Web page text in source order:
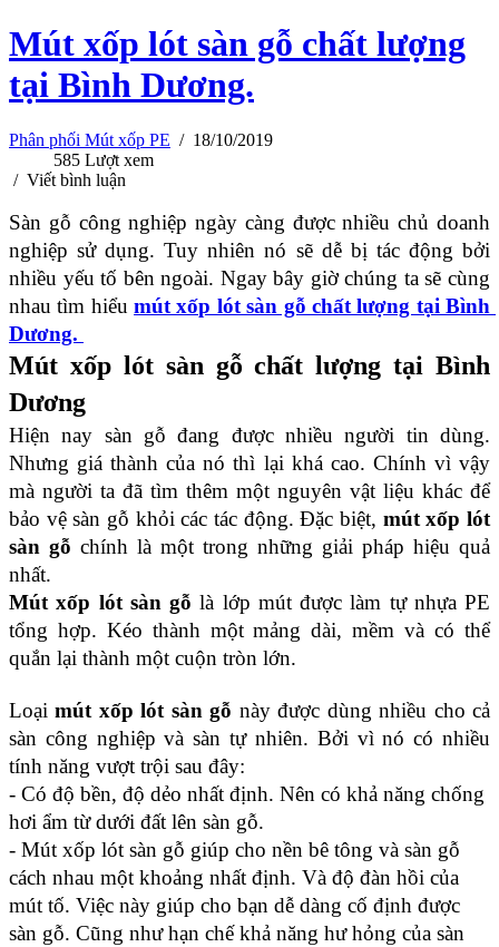
Mút xốp lót sàn gỗ chất lượng
tại Bình Dương.
Phân phối Mút xốp PE / 18/10/2019
585 Lượt xem
/ Viết bình luận
Sàn gỗ công nghiệp ngày càng được nhiều chủ doanh
nghiệp sử dụng. Tuy nhiên nó sẽ dễ bị tác động bởi
nhiều yếu tố bên ngoài. Ngay bây giờ chúng ta sẽ cùng
nhau tìm hiểu mút xốp lót sàn gỗ chất lượng tại Bình
Dương.
Mút xốp lót sàn gỗ chất lượng tại Bình
Dương
Hiện nay sàn gỗ đang được nhiều người tin dùng.
Nhưng giá thành của nó thì lại khá cao. Chính vì vậy
mà người ta đã tìm thêm một nguyên vật liệu khác để
bảo vệ sàn gỗ khỏi các tác động. Đặc biệt, mút xốp lót
sàn gỗ chính là một trong những giải pháp hiệu quả
nhất.
Mút xốp lót sàn gỗ là lớp mút được làm tự nhựa PE
tổng hợp. Kéo thành một mảng dài, mềm và có thể
quắn lại thành một cuộn tròn lớn.
Loại mút xốp lót sàn gỗ này được dùng nhiều cho cả
sàn công nghiệp và sàn tự nhiên. Bởi vì nó có nhiều
tính năng vượt trội sau đây:
- Có độ bền, độ dẻo nhất định. Nên có khả năng chống
hơi ẩm từ dưới đất lên sàn gỗ.
- Mút xốp lót sàn gỗ giúp cho nền bê tông và sàn gỗ
cách nhau một khoảng nhất định. Và độ đàn hồi của
mút tố. Việc này giúp cho bạn dễ dàng cố định được
sàn gỗ. Cũng như hạn chế khả năng hư hỏng của sàn